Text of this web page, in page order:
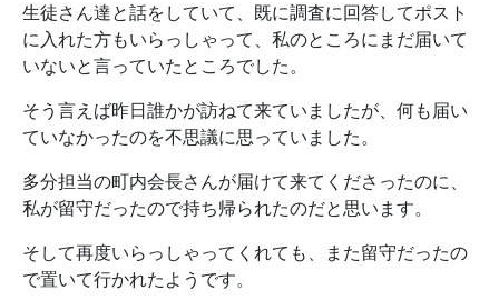
生徒さん達と話をしていて、既に調査に回答してポスト
に入れた方もいらっしゃって、私のところにまだ届いて
いないと言っていたところでした。
そう言えば昨日誰かが訪ねて来ていましたが、何も届い
ていなかったのを不思議に思っていました。
多分担当の町内会長さんが届けて来てくださったのに、
私が留守だったので持ち帰られたのだと思います。
そして再度いらっしゃってくれても、また留守だったの
で置いて行かれたようです。